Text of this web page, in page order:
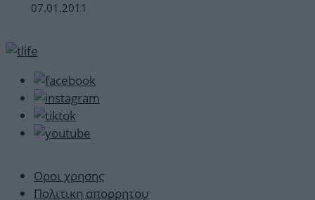
07.01.2011
Οροι χρησης
Πολιτικη απορρητου